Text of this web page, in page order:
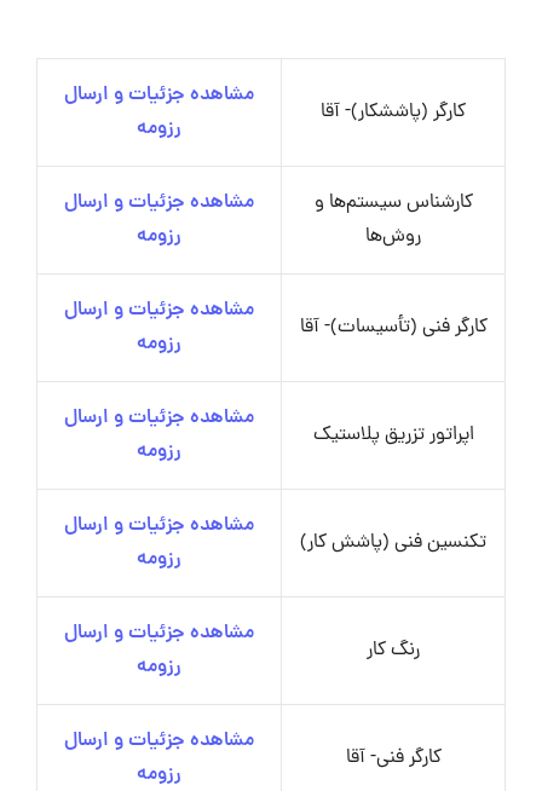
کارگر (پاششکار)- آقا
مشاهده جزئیات و ارسال
رزومه
کارشناس سیستم‌ها و
روش‌ها
مشاهده جزئیات و ارسال
رزومه
کارگر فنی (تأسیسات)- آقا
مشاهده جزئیات و ارسال
رزومه
اپراتور تزریق پلاستیک
مشاهده جزئیات و ارسال
رزومه
تکنسین فنی (پاشش کار)
مشاهده جزئیات و ارسال
رزومه
رنگ‌ کار
مشاهده جزئیات و ارسال
رزومه
کارگر فنی- آقا
مشاهده جزئیات و ارسال
رزومه